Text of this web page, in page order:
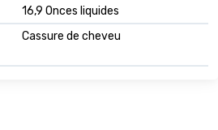
16,9 Onces liquides
Cassure de cheveu